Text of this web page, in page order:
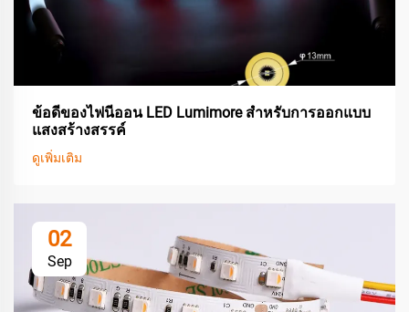
ข้อดีของไฟนีออน LED Lumimore สำหรับการออกแบบ
แสงสร้างสรรค์
ดูเพิ่มเติม
02
Sep